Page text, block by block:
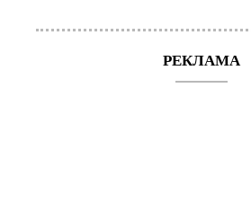
РЕКЛАМА